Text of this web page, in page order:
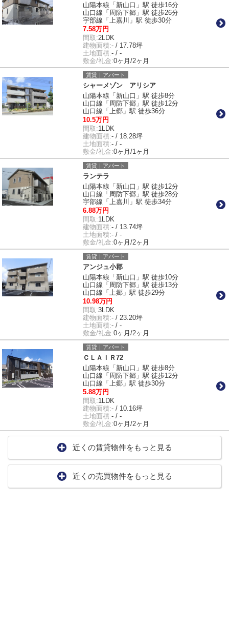
山陽本線「新山口」駅 徒歩16分
山口線「周防下郷」駅 徒歩26分
宇部線「上嘉川」駅 徒歩30分
7.58万円
間取:2LDK
建物面積:- / 17.78坪
土地面積:- / -
敷金/礼金:0ヶ月/2ヶ月
賃貸｜アパート
シャーメゾン アリシア
山陽本線「新山口」駅 徒歩8分
山口線「周防下郷」駅 徒歩12分
山口線「上郷」駅 徒歩36分
10.5万円
間取:1LDK
建物面積:- / 18.28坪
土地面積:- / -
敷金/礼金:0ヶ月/1ヶ月
賃貸｜アパート
ランテラ
山陽本線「新山口」駅 徒歩12分
山口線「周防下郷」駅 徒歩28分
宇部線「上嘉川」駅 徒歩34分
6.88万円
間取:1LDK
建物面積:- / 13.74坪
土地面積:- / -
敷金/礼金:0ヶ月/2ヶ月
賃貸｜アパート
アンジュ小郡
山陽本線「新山口」駅 徒歩10分
山口線「周防下郷」駅 徒歩13分
山口線「上郷」駅 徒歩29分
10.98万円
間取:3LDK
建物面積:- / 23.20坪
土地面積:- / -
敷金/礼金:0ヶ月/2ヶ月
賃貸｜アパート
ＣＬＡＩＲ72
山陽本線「新山口」駅 徒歩8分
山口線「周防下郷」駅 徒歩12分
山口線「上郷」駅 徒歩30分
5.88万円
間取:1LDK
建物面積:- / 10.16坪
土地面積:- / -
敷金/礼金:0ヶ月/2ヶ月
近くの賃貸物件をもっと見る
近くの売買物件をもっと見る